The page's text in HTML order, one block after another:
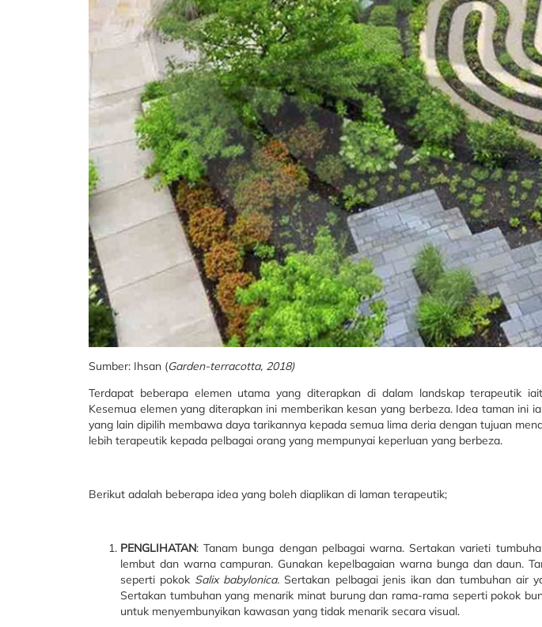
Sumber: Ihsan (Garden-terracotta, 2018)
Terdapat beberapa elemen utama yang diterapkan di dalam landskap terapeutik
Kesemua elemen yang diterapkan ini memberikan kesan yang berbeza. Idea taman ini
yang lain dipilih membawa daya tarikannya kepada semua lima deria dengan tujuan
lebih terapeutik kepada pelbagai orang yang mempunyai keperluan yang berbeza.
Berikut adalah beberapa idea yang boleh diaplikan di laman terapeutik;
PENGLIHATAN: Tanam bunga dengan pelbagai warna. Sertakan varieti
lembut dan warna campuran. Gunakan kepelbagaian warna bunga dan daun.
seperti pokok Salix babylonica.Sertakan pelbagai jenis ikan dan tumbuhan air
Sertakan tumbuhan yang menarik minat burung dan rama-rama seperti pokok
untuk menyembunyikan kawasan yang tidak menarik secara visual.